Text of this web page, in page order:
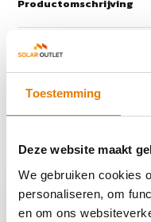
Toestemming
Deze website maakt
We gebruiken cookies
personaliseren, om
en om ons
Productomschrijving
Reviews
Delen